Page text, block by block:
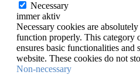
Necessary
immer aktiv
Necessary cookies are
function properly. This category
ensures basic functionalities and
website. These cookies do not
Non-necessary